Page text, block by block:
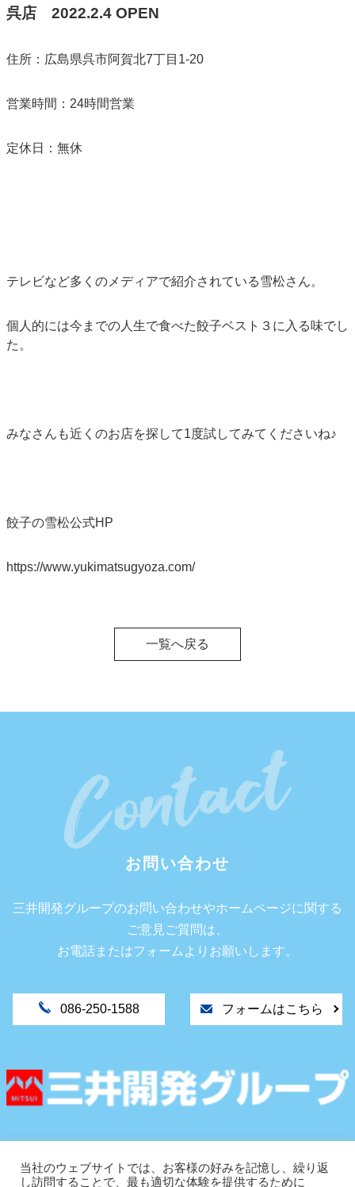
呉店 2022.2.4 OPEN
住所：広島県呉市阿賀北7丁目1-20
営業時間：24時間営業
定休日：無休
テレビなど多くのメディアで紹介されている雪松さん。
個人的には今までの人生で食べた餃子ベスト３に入る味でし
た。
みなさんも近くのお店を探して1度試してみてくださいね♪
餃子の雪松公式HP
https://www.yukimatsugyoza.com/
一覧へ戻る
お問い合わせ
三井開発グループのお問い合わせやホームページに関する
ご意見ご質問は、
お電話またはフォームよりお願いします。
086-250-1588 フォームはこちら
岡山市南区芳泉1丁目9-11
当社のウェブサイトでは、お客様の好みを記憶し、繰り返
し訪問することで、最も適切な体験を提供するために